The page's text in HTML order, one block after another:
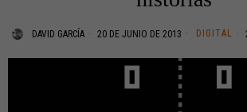
DAVID GARCÍA 20 DE JUNIO DE 2013 DIGITAL